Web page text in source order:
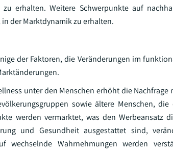
erhalten. Weitere Schwerpunkte auf
der Marktdynamik zu erhalten.
der Faktoren, die Veränderungen im
unter den Menschen erhöht die Nachfrage
sowie ältere Menschen, die
werden vermarktet, was den Werbeansatz
und Gesundheit ausgestattet sind,
Wahrnehmungen werden